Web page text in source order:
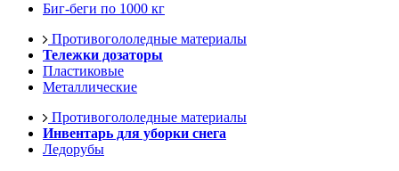
Биг-беги по 1000 кг
Противогололедные материалы
Тележки дозаторы
Пластиковые
Металлические
Противогололедные материалы
Инвентарь для уборки снега
Ледорубы